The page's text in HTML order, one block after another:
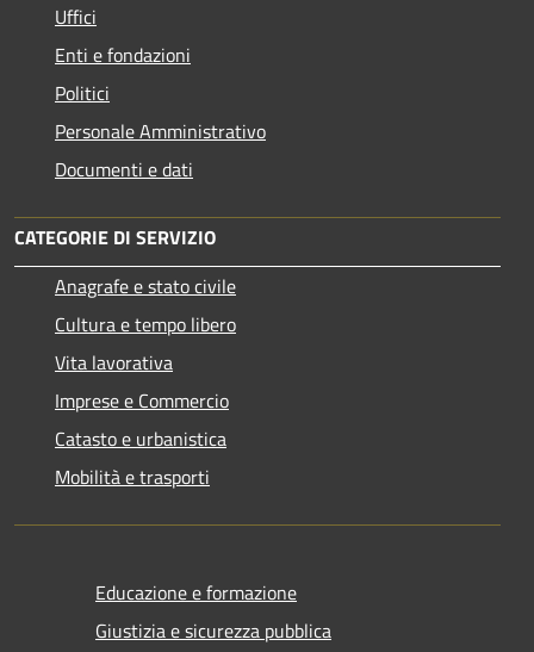
Uffici
Enti e fondazioni
Politici
Personale Amministrativo
Documenti e dati
CATEGORIE DI SERVIZIO
Anagrafe e stato civile
Cultura e tempo libero
Vita lavorativa
Imprese e Commercio
Catasto e urbanistica
Mobilità e trasporti
Educazione e formazione
Giustizia e sicurezza pubblica